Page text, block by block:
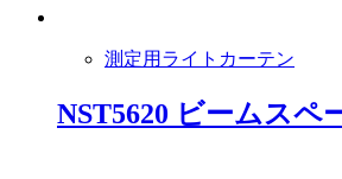
測定用ライトカーテン
NST5620 ビームスペ